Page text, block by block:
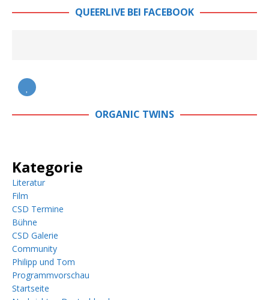
QUEERLIVE BEI FACEBOOK
ORGANIC TWINS
Kategorie
Literatur
Film
CSD Termine
Bühne
CSD Galerie
Community
Philipp und Tom
Programmvorschau
Startseite